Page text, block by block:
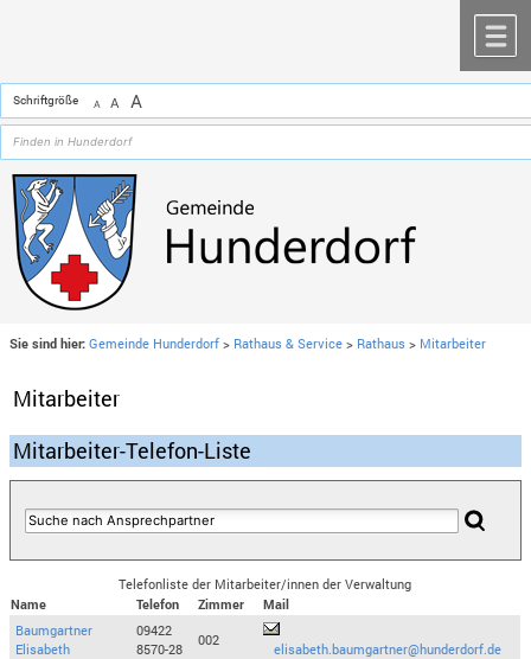
Schriftgröße A A A
Sie sind hier: Gemeinde Hunderdorf > Rathaus & Service > Rathaus > Mitarbeiter
Mitarbeiter
Mitarbeiter-Telefon-Liste
Telefonliste der Mitarbeiter/innen der Verwaltung
Name
Telefon Zimmer
Mail
Baumgartner
Elisabeth
09422
8570-28
002
elisabeth.baumgartner@hunderdorf.de